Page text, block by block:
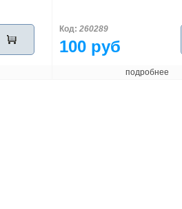
Код: 260289
100 руб
подробнее